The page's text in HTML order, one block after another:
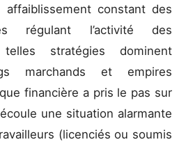
constant des
régulant l’activité des
stratégies dominent
marchands et empires
financière a pris le pas sur
une situation alarmante
(licenciés ou soumis